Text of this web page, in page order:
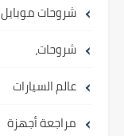
شروحات موبايل
شروحات،
عالم السيارات
مراجعة أجهزة